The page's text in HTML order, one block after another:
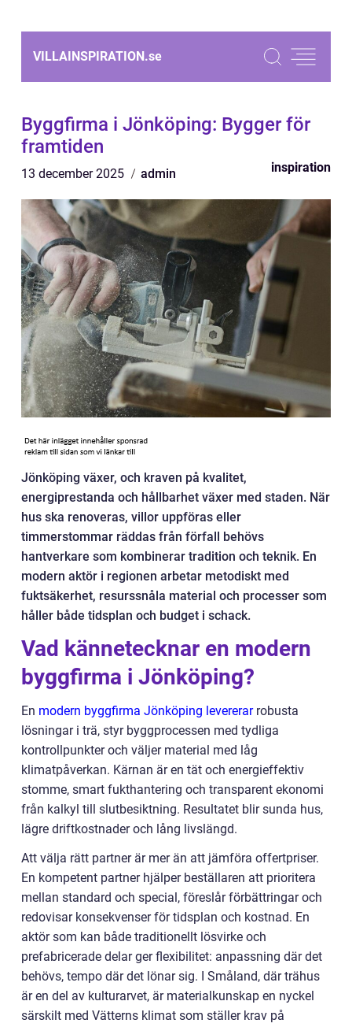
VILLAINSPIRATION.se
Byggfirma i Jönköping: Bygger för
framtiden
13 december 2025 admin inspiration
Jönköping växer, och kraven på kvalitet,
energiprestanda och hållbarhet växer med staden. När
hus ska renoveras, villor uppföras eller
timmerstommar räddas från förfall behövs
hantverkare som kombinerar tradition och teknik. En
modern aktör i regionen arbetar metodiskt med
fuktsäkerhet, resurssnåla material och processer som
håller både tidsplan och budget i schack.
Vad kännetecknar en modern
byggfirma i Jönköping?
En modern byggfirma Jönköping levererarrobusta
lösningar i trä, styr byggprocessen med tydliga
kontrollpunkter och väljer material med låg
klimatpåverkan. Kärnan är en tät och energieffektiv
stomme, smart fukthantering och transparent ekonomi
från kalkyl till slutbesiktning. Resultatet blir sunda hus,
lägre driftkostnader och lång livslängd.
Att välja rätt partner är mer än att jämföra offertpriser.
En kompetent partner hjälper beställaren att prioritera
mellan standard och special, föreslår förbättringar och
redovisar konsekvenser för tidsplan och kostnad. En
aktör som kan både traditionellt lösvirke och
prefabricerade delar ger flexibilitet: anpassning där det
behövs, tempo där det lönar sig. I Småland, där trähus
är en del av kulturarvet, är materialkunskap en nyckel
särskilt med Vätterns klimat som ställer krav på